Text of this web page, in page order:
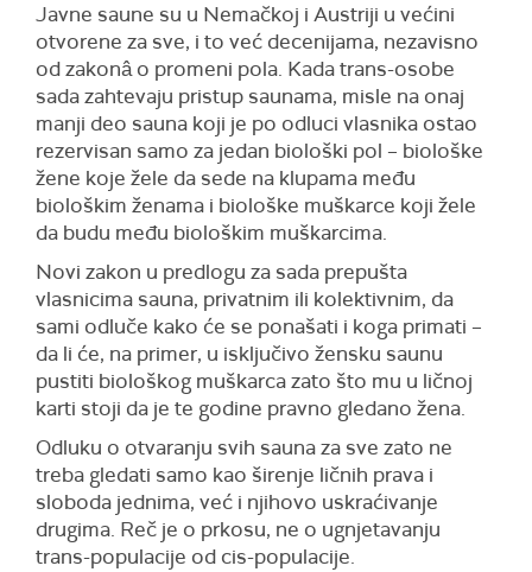
Javne saune su u Nemačkoj i Austriji u većini
otvorene za sve, i to već decenijama, nezavisno
od zakonâ o promeni pola. Kada trans-osobe
sada zahtevaju pristup saunama, misle na onaj
manji deo sauna koji je po odluci vlasnika ostao
rezervisan samo za jedan biološki pol – biološke
žene koje žele da sede na klupama među
biološkim ženama i biološke muškarce koji žele
da budu među biološkim muškarcima.
Novi zakon u predlogu za sada prepušta
vlasnicima sauna, privatnim ili kolektivnim, da
sami odluče kako će se ponašati i koga primati –
da li će, na primer, u isključivo žensku saunu
pustiti biološkog muškarca zato što mu u ličnoj
karti stoji da je te godine pravno gledano žena.
Odluku o otvaranju svih sauna za sve zato ne
treba gledati samo kao širenje ličnih prava i
sloboda jednima, već i njihovo uskraćivanje
drugima. Reč je o prkosu, ne o ugnjetavanju
trans-populacije od cis-populacije.